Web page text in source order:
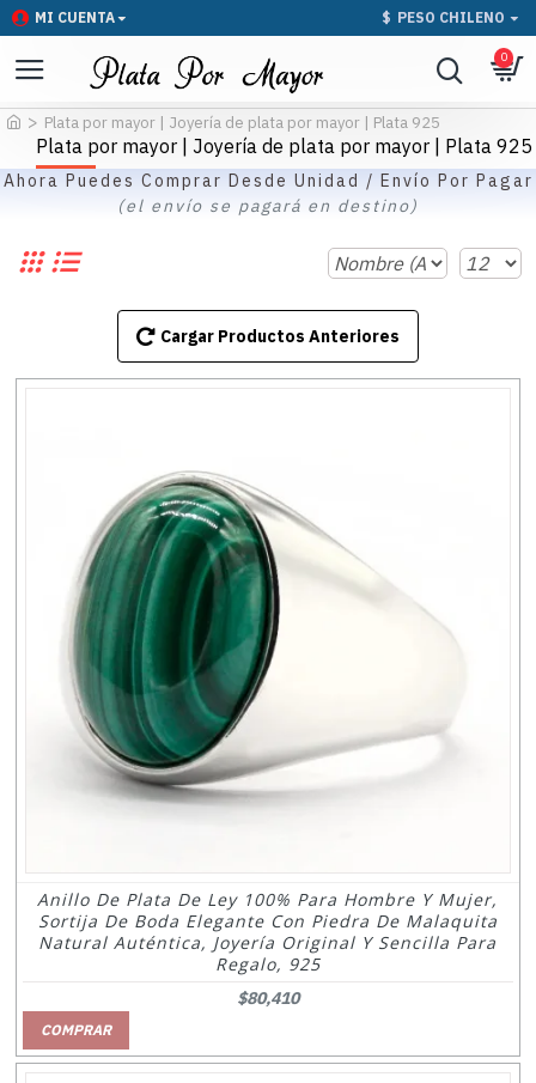
MI CUENTA $ PESO CHILENO
0
Plata por mayor | Joyería de plata por mayor | Plata 925
Plata por mayor | Joyería de plata por mayor | Plata 925
Ahora Puedes Comprar Desde Unidad / Envío Por Pagar
(el envío se pagará en destino)
Cargar Productos Anteriores
Anillo De Plata De Ley 100% Para Hombre Y Mujer,
Sortija De Boda Elegante Con Piedra De Malaquita
Natural Auténtica, Joyería Original Y Sencilla Para
Regalo, 925
$80,410
COMPRAR